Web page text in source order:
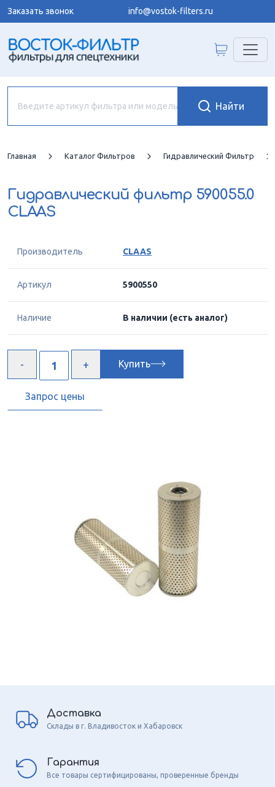
Заказать звонок info@vostok-filters.ru
Главная Каталог Фильтров Гидравлический Фильтр
Гидравлический фильтр 590055.0
CLAAS
Производитель CLAAS
Артикул 5900550
Наличие В наличии (есть аналог)
Купить
Запрос цены
Доставка
Склады в г. Владивосток и Хабаровск
Гарантия
Все товары сертифицированы, проверенные бренды